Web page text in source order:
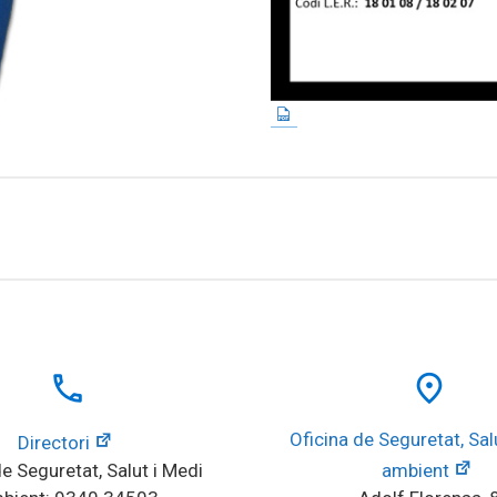
local_phone
Directori
Seguretat, Salut i Medi
place
Oficina de Seguretat,
ambient